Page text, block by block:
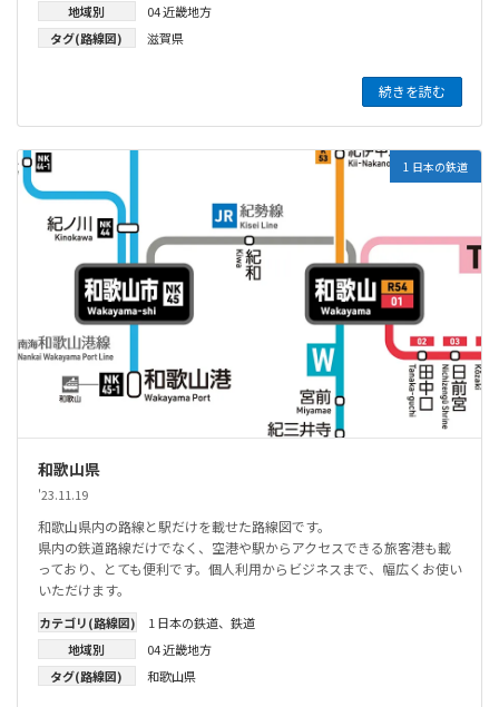
地域別
04 近畿地方
タグ(路線図)
滋賀県
続きを読む
1 日本の鉄道
和歌山県
'23.11.19
和歌山県内の路線と駅だけを載せた路線図です。
県内の鉄道路線だけでなく、空港や駅からアクセスできる旅客港も載
っており、とても便利です。個人利用からビジネスまで、幅広くお使い
いただけます。
カテゴリ(路線図) 1 日本の鉄道、 鉄道
地域別
04 近畿地方
タグ(路線図)
和歌山県